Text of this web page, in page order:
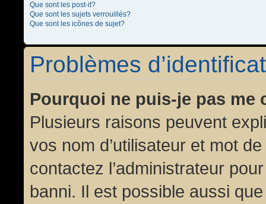
Que sont les post-it?
Que sont les sujets verrouillés?
Que sont les icônes de sujet?
Problèmes
Pourquoi ne puis-je pas me
Plusieurs raisons peuvent
vos nom d’utilisateur et mot
contactez l’administrateur
banni. Il est possible aussi